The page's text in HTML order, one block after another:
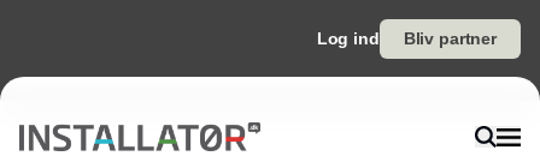
Log ind Bliv partner